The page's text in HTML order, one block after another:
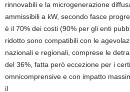
rin­novabili e la microgenerazione
ammissi­bili a kW, secondo fasce
è il 70% dei costi (90% per gli enti
ridotto so­no compatibili con le
nazionali e regionali, comprese le
del 36%, fatta però eccezione per i
omnicomprensive e con impatto
il